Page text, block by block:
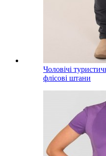
Чоловічі
флісові штани